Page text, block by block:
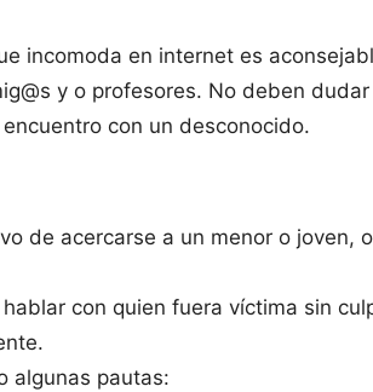
incomoda en internet es
y o profesores. No deben
con un desconocido.
de acercarse a un menor o joven,
con quien fuera víctima sin
algunas pautas: